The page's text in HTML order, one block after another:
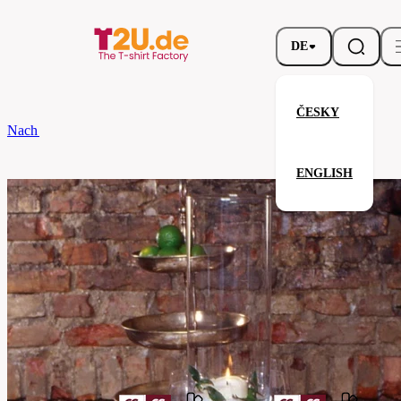
DE
ČESKY
ENGLISH
Nach dem Brand
Tischlaufer Arezzo Classic 45 x
Parameter
MarkeCG
Code
08110-
01-
neptune
Verwandte Produkte
Ihre Zufriedenheit ist unsere Priorität.